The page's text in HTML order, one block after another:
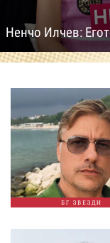
Ненчо Илчев:
БГ ЗВЕЗДИ